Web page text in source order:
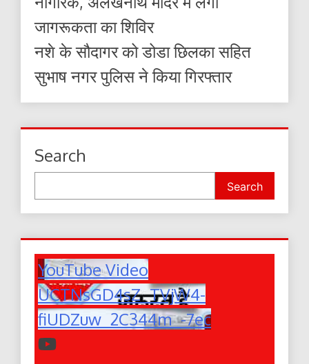
जागरूकता का शिविर
नशे के सौदागर को डोडा छिलका सहित
सुभाष नगर पुलिस ने किया गिरफ्तार
Search
Search
YouTube Video
UCTNsGD4sZ_TVjW4-
fiUDZuw_2C344m_-7ec